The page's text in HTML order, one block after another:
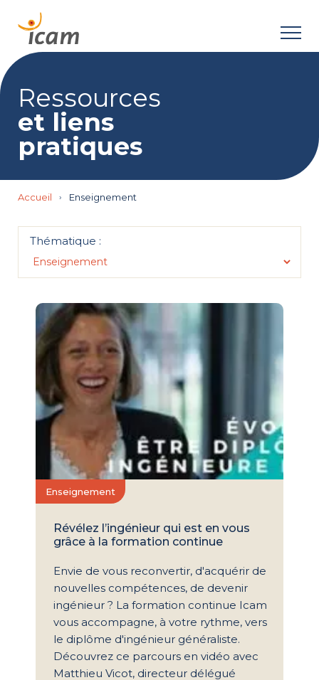
Ressources
et liens
pratiques
Accueil › Enseignement
Thématique :
Tous
Enseignement
Entreprises
International
Recherche
Témoignages
Enseignement
Révélez l’ingénieur qui est en vous
grâce à la formation continue
Envie de vous reconvertir, d'acquérir de
nouvelles compétences, de devenir
ingénieur ? La formation continue Icam
vous accompagne, à votre rythme, vers
le diplôme d'ingénieur généraliste.
Découvrez ce parcours en vidéo avec
Matthieu Vicot, directeur délégué